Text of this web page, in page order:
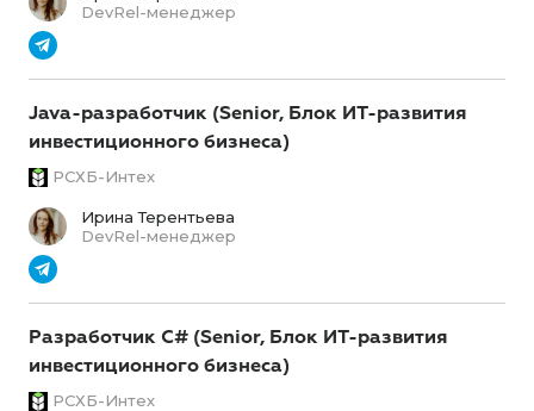
DevRel-менеджер
Java-разработчик (Senior, Блок ИТ-развития
инвестиционного бизнеса)
РСХБ-Интех
Ирина Терентьева
DevRel-менеджер
Разработчик C# (Senior, Блок ИТ-развития
инвестиционного бизнеса)
РСХБ-Интех